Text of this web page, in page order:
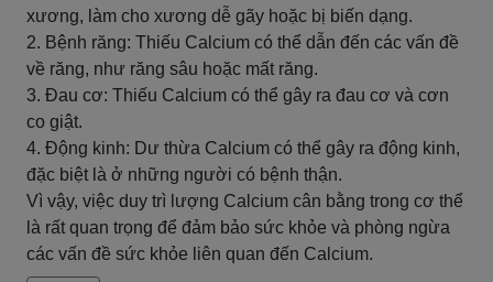
xương, làm cho xương dễ gãy hoặc bị biến dạng.
2. Bệnh răng: Thiếu Calcium có thể dẫn đến các vấn đề
về răng, như răng sâu hoặc mất răng.
3. Đau cơ: Thiếu Calcium có thể gây ra đau cơ và cơn
co giật.
4. Động kinh: Dư thừa Calcium có thể gây ra động kinh,
đặc biệt là ở những người có bệnh thận.
Vì vậy, việc duy trì lượng Calcium cân bằng trong cơ thể
là rất quan trọng để đảm bảo sức khỏe và phòng ngừa
các vấn đề sức khỏe liên quan đến Calcium.